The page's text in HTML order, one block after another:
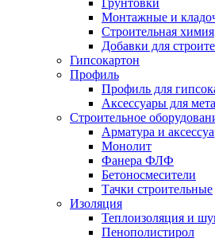
Монтажные и
Строительная химия
Добавки для
Гипсокартон
Профиль
Профиль для
Аксессуары для
Строительное
Арматура и
Монолит
Фанера ФЛФ
Бетоносмесители
Тачки строительные
Изоляция
Теплоизоляция и
Пенополистирол